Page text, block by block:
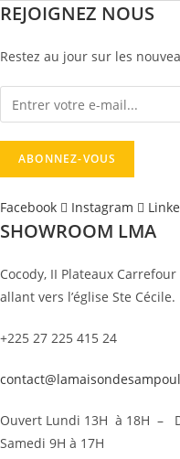
REJOIGNEZ NOUS
Restez au jour sur les
Facebook Instagram
SHOWROOM LMA
Cocody, II Plateaux
allant vers l’église Ste Cécile.
+225 27 225 415 24
Ouvert Lundi 13H à 18H –
Samedi 9H à 17H